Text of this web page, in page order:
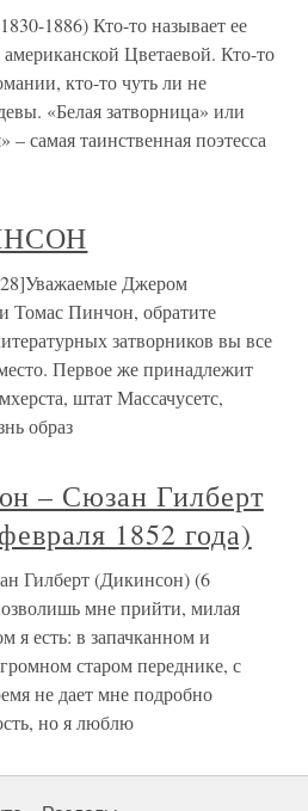
1886) Кто-то называет ее
Цветаевой. Кто-то
кто-то чуть ли не
«Белая затворница» или
самая таинственная поэтесса
Джером
Пинчон, обратите
затворников вы все
Первое же принадлежит
штат Массачусетс,
образ
– Сюзан Гилберт
1852 года)
Гилберт (Дикинсон) (6
мне прийти, милая
я есть: в запачканном и
старом переднике, с
не дает мне подробно
но я люблю